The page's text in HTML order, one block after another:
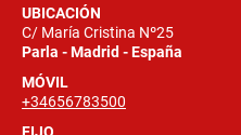
UBICACIÓN
C/ María Cristina Nº25
Parla - Madrid - España
MÓVIL
+34656783500